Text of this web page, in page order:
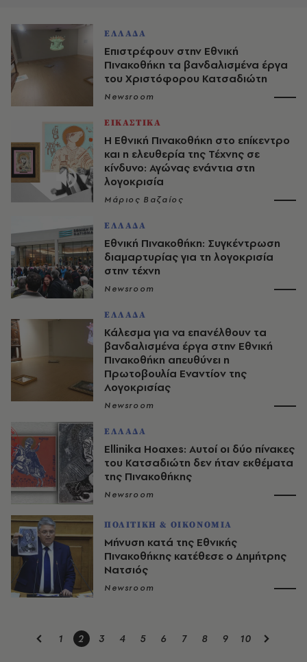
ΕΛΛΑΔΑ
Επιστρέφουν στην Εθνική
Πινακοθήκη τα βανδαλισμένα έργα
του Χριστόφορου Κατσαδιώτη
Newsroom
ΕΙΚΑΣΤΙΚΑ
Η Εθνική Πινακοθήκη στο επίκεντρο
και η ελευθερία της Τέχνης σε
κίνδυνο: Αγώνας ενάντια στη
λογοκρισία
Μάριος Βαζαίος
ΕΛΛΑΔΑ
Εθνική Πινακοθήκη: Συγκέντρωση
διαμαρτυρίας για τη λογοκρισία
στην τέχνη
Newsroom
ΕΛΛΑΔΑ
Κάλεσμα για να επανέλθουν τα
βανδαλισμένα έργα στην Εθνική
Πινακοθήκη απευθύνει η
Πρωτοβουλία Εναντίον της
Λογοκρισίας
Newsroom
ΕΛΛΑΔΑ
Ellinika Hoaxes: Αυτοί οι δύο πίνακες
του Κατσαδιώτη δεν ήταν εκθέματα
της Πινακοθήκης
Newsroom
ΠΟΛΙΤΙΚΗ & ΟΙΚΟΝΟΜΙΑ
Μήνυση κατά της Εθνικής
Πινακοθήκης κατέθεσε ο Δημήτρης
Νατσιός
Newsroom
1 2 3 4 5 6 7 8 9 10